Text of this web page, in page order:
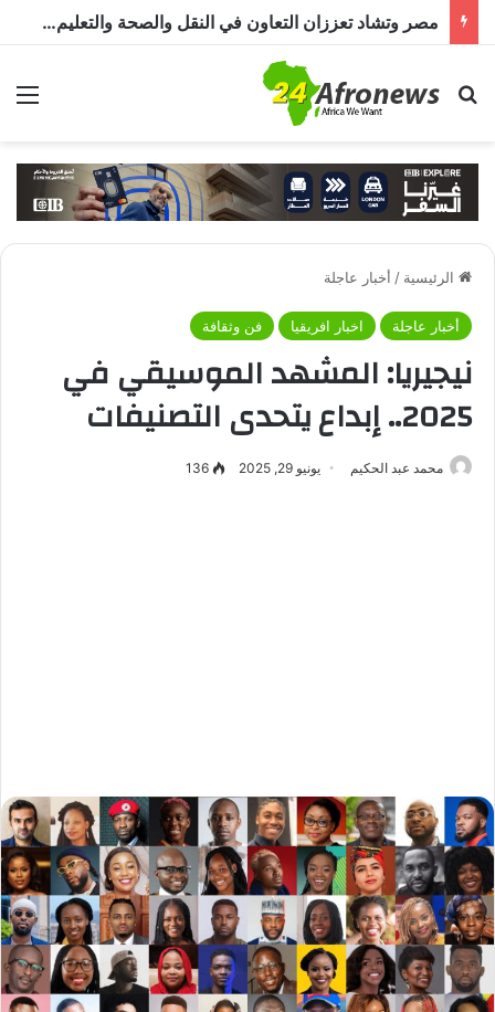
مصر وتشاد تعززان التعاون في النقل والصحة والتعليم والاستثمار خلال الدورة الرابعة للجنة المشتركة
بحث عن
الرئيسية / أخبار عاجلة
أخبار عاجلة اخبار افريقيا فن وثقافة
نيجيريا: المشهد الموسيقي في
2025.. إبداع يتحدى التصنيفات
محمد عبد الحكيم يونيو 29, 2025 136